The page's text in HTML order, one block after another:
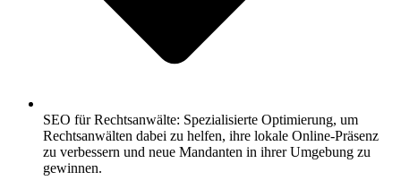
SEO für Rechtsanwälte: Spezialisierte Optimierung, um
Rechtsanwälten dabei zu helfen, ihre lokale Online-Präsenz
zu verbessern und neue Mandanten in ihrer Umgebung zu
gewinnen.